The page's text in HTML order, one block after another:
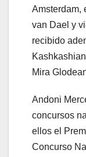
Amsterdam,
van Dael y
recibido
Mira
Andoni
concursos
ellos el
Concurso